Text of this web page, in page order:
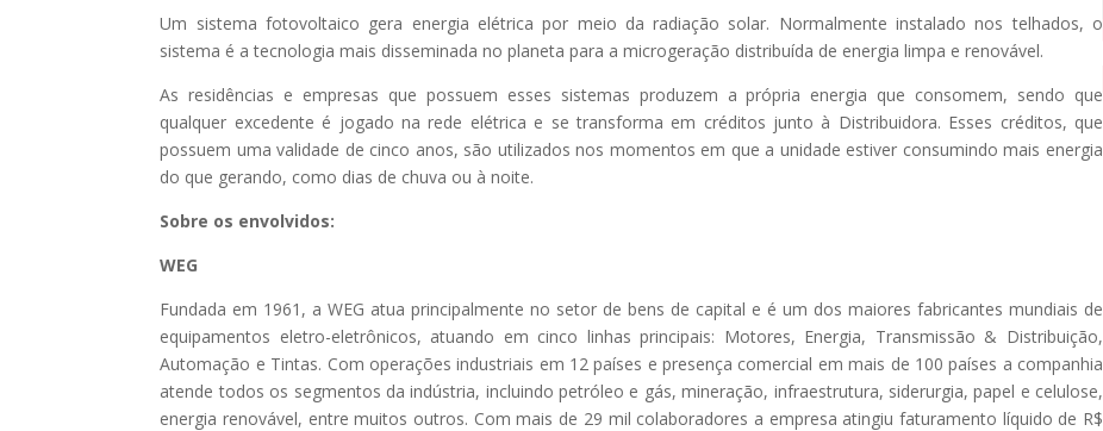
Um sistema fotovoltaico gera energia elétrica por meio da radiação solar. Normalmente instalado nos telhados, o
sistema é a tecnologia mais disseminada no planeta para a microgeração distribuída de energia limpa e renovável.
As residências e empresas que possuem esses sistemas produzem a própria energia que consomem, sendo que
qualquer excedente é jogado na rede elétrica e se transforma em créditos junto à Distribuidora. Esses créditos, que
possuem uma validade de cinco anos, são utilizados nos momentos em que a unidade estiver consumindo mais energia
do que gerando, como dias de chuva ou à noite.
Sobre os envolvidos:
WEG
Fundada em 1961, a WEG atua principalmente no setor de bens de capital e é um dos maiores fabricantes mundiais de
equipamentos eletro-eletrônicos, atuando em cinco linhas principais: Motores, Energia, Transmissão & Distribuição,
Automação e Tintas. Com operações industriais em 12 países e presença comercial em mais de 100 países a companhia
atende todos os segmentos da indústria, incluindo petróleo e gás, mineração, infraestrutura, siderurgia, papel e celulose,
energia renovável, entre muitos outros. Com mais de 29 mil colaboradores a empresa atingiu faturamento líquido de R$